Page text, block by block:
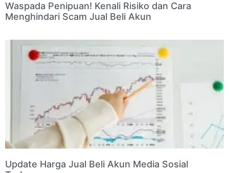
Waspada Penipuan! Kenali Risiko dan Cara
Menghindari Scam Jual Beli Akun
Update Harga Jual Beli Akun Media Sosial